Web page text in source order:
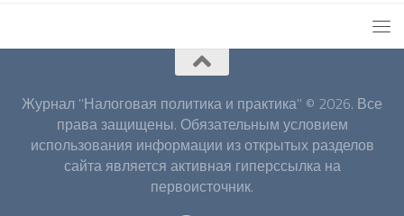
Журнал "Налоговая политика и практика" © 2026. Все
права защищены. Обязательным условием
использования информации из открытых разделов
сайта является активная гиперссылка на
первоисточник.